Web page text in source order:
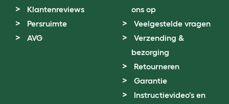
Klantenreviews
Persruimte
AVG
ons op
Veelgestelde vragen
Verzending &
bezorging
Retourneren
Garantie
Instructievideo's en